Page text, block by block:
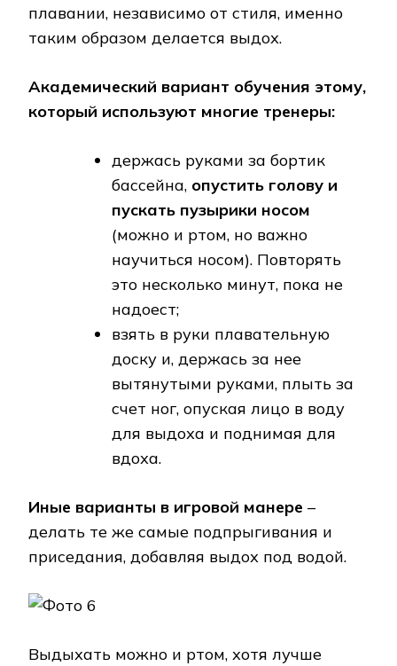
плавании, независимо от стиля, именно
таким образом делается выдох.
Академический вариант обучения этому,
который используют многие тренеры:
держась руками за бортик
бассейна, опустить голову и
пускать пузырики носом
(можно и ртом, но важно
научиться носом). Повторять
это несколько минут, пока не
надоест;
взять в руки плавательную
доску и, держась за нее
вытянутыми руками, плыть за
счет ног, опуская лицо в воду
для выдоха и поднимая для
вдоха.
Иные варианты в игровой манере –
делать те же самые подпрыгивания и
приседания, добавляя выдох под водой.
Выдыхать можно и ртом, хотя лучше